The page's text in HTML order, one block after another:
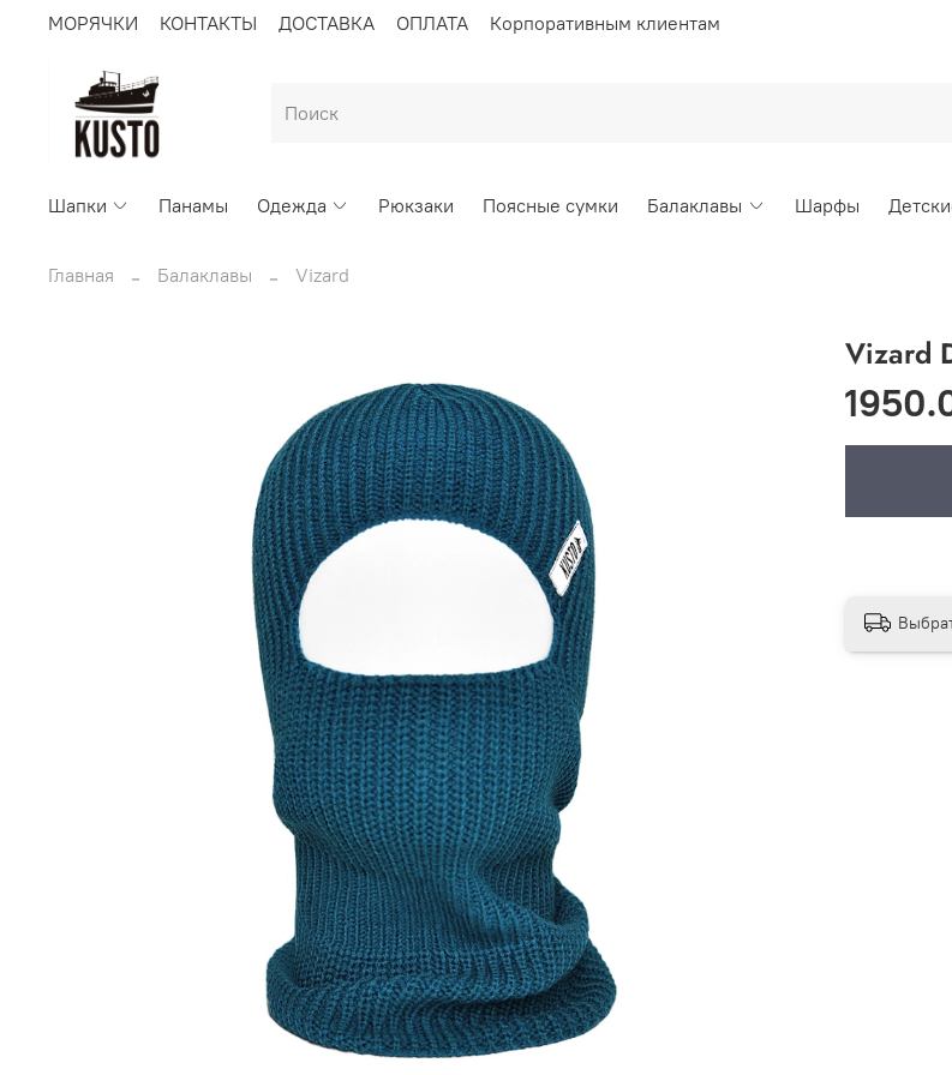
МОРЯЧКИ КОНТАКТЫ ДОСТАВКА ОПЛАТА Корпоративным клиентам
Шапки Панамы Одежда Рюкзаки Поясные сумки Балаклавы Шарфы
Главная Балаклавы Vizard
Vizard